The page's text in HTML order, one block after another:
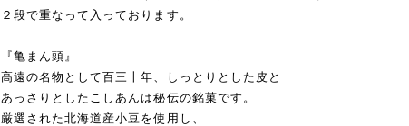
２段で重なって入っております。
『亀まん頭』
高遠の名物として百三十年、しっとりとした皮と
あっさりとしたこしあんは秘伝の銘菓です。
厳選された北海道産小豆を使用し、